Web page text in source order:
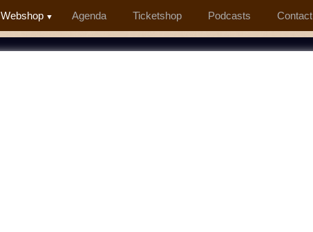
Webshop Agenda Ticketshop Podcasts Contact